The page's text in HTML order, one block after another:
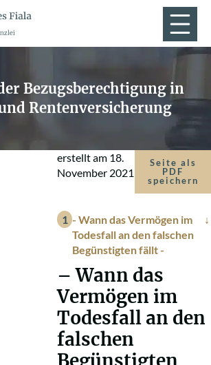
Bezugsberechtigung in
Rentenversicherung
erstellt am 18.
November 2021
Seite als
PDF
speichern
- Wann das Vermögen im
Todesfall an den falschen
Begünstigten fällt -
– Wann das
Vermögen im
Todesfall an den
falschen